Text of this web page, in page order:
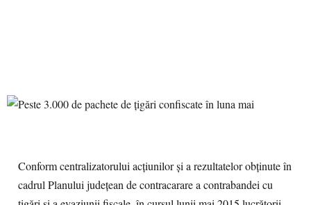
Conform centralizatorului acţiunilor şi a rezultatelor obținute în
cadrul Planului judeţean de contracarare a contrabandei cu